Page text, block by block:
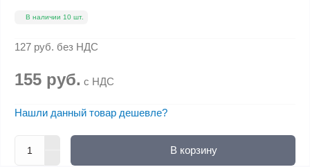
В наличии 10 шт.
127 руб. без НДС
155 руб. с НДС
Нашли данный товар дешевле?
В корзину